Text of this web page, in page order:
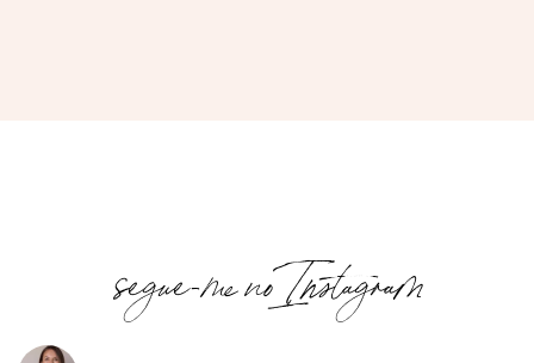
segue-me no Instagram